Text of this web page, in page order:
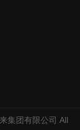
集团有限公司 All